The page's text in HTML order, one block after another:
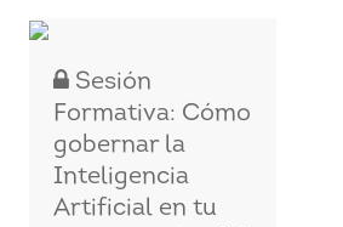
Sesión
Formativa: Cómo
gobernar la
Inteligencia
Artificial en tu